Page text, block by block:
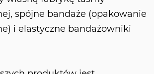
spójne bandaże (opakowanie
i elastyczne bandażowniki